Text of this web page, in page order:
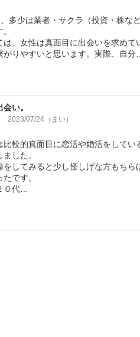
多少は業者・サクラ（投資・株な
は、女性は真面目に出会いを求め
がりやすいと思います。実際、自分…
い。
2023/07/24（まい）
比較的真面目に恋活や婚活をして
した。
をしてみると少し怪しげな方もち
です。
０代…